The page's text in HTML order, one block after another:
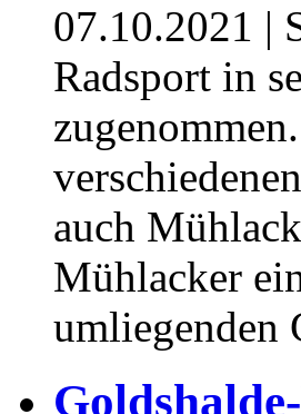
07.10.2021 |
Radsport in
auch
Mühlacker
umliegenden